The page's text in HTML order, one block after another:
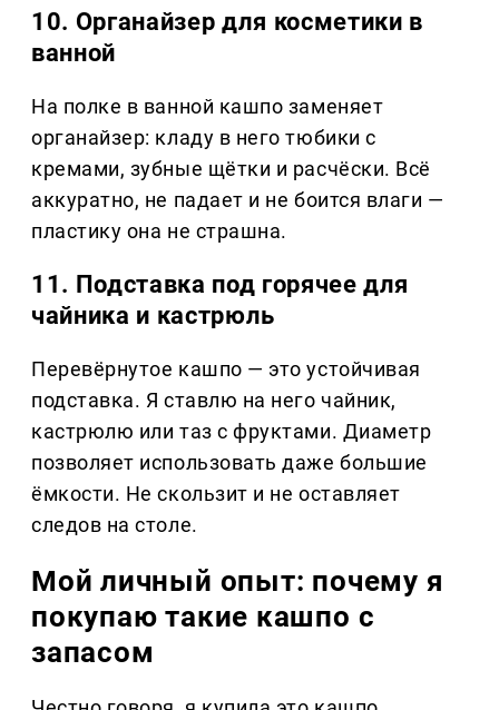
10. Органайзер для косметики в
ванной
На полке в ванной кашпо заменяет
органайзер: кладу в него тюбики с
кремами, зубные щётки и расчёски. Всё
аккуратно, не падает и не боится влаги —
пластику она не страшна.
11. Подставка под горячее для
чайника и кастрюль
Перевёрнутое кашпо — это устойчивая
подставка. Я ставлю на него чайник,
кастрюлю или таз с фруктами. Диаметр
позволяет использовать даже большие
ёмкости. Не скользит и не оставляет
следов на столе.
Мой личный опыт: почему я
покупаю такие кашпо с
запасом